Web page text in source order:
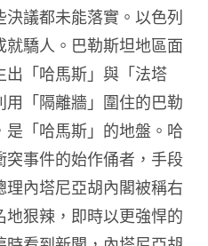
議都未能落實。以色列
驕人。巴勒斯坦地區面
「哈馬斯」與「法塔
「隔離牆」圍住的巴勒
「哈馬斯」的地盤。哈
事件的始作俑者，手段
內塔尼亞胡內閣被稱右
狠辣，即時以更強悍的